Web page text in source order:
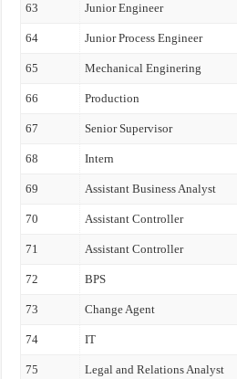
63 Junior Engineer
64 Junior Process Engineer
65 Mechanical Enginering
66 Production
67 Senior Supervisor
68 Intern
69 Assistant Business Analyst
70 Assistant Controller
71 Assistant Controller
72 BPS
73 Change Agent
74 IT
75 Legal and Relations Analyst